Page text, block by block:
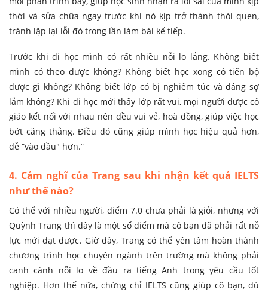
thời và sửa chữa ngay trước khi nó kịp trở thành thói quen,
tránh lặp lại lỗi đó trong lần làm bài kế tiếp.
Trước khi đi học mình có rất nhiều nỗi lo lắng. Không biết
mình có theo được không? Không biết học xong có tiến bộ
được gì không? Không biết lớp có bị nghiêm túc và đáng sợ
lắm không? Khi đi học mới thấy lớp rất vui, mọi người được cô
giáo kết nối với nhau nên đều vui vẻ, hoà đồng, giúp việc học
bớt căng thẳng. Điều đó cũng giúp mình học hiệu quả hơn,
dễ “vào đầu" hơn.”
4. Cảm nghĩ của Trang sau khi nhận kết quả IELTS
như thế nào?
Có thể với nhiều người, điểm 7.0 chưa phải là giỏi, nhưng với
Quỳnh Trang thì đây là một số điểm mà cô bạn đã phải rất nỗ
lực mới đạt được. Giờ đây, Trang có thể yên tâm hoàn thành
chương trình học chuyên ngành trên trường mà không phải
canh cánh nỗi lo về đầu ra tiếng Anh trong yêu cầu tốt
nghiệp. Hơn thế nữa, chứng chỉ IELTS cũng giúp cô bạn, dù